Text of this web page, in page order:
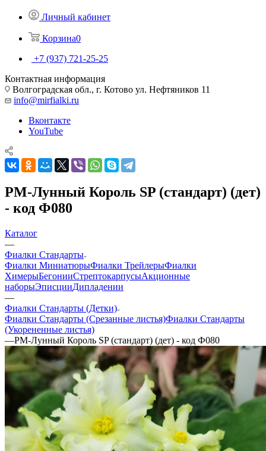
Личный кабинет
Корзина0
+7 (937) 721-25-25
Контактная информация
Волгоградская обл., г. Котово ул. Нефтяников 11
info@mirfialki.ru
Вконтакте
YouTube
РМ-Лунный Король SP (стандарт) (дет)
- код Ф080
Каталог
—
Фиалки Стандарты
Фиалки МиниатюрыФиалки ТрейлерыФиалки
ХимерыБегонииСтрептокарпусыАкционные
наборыЭписцииДипладении
—
Фиалки Стандарты (Детки)
Фиалки Стандарты (Срезанные листья)Фиалки Стандарты
(Укорененные листья)
—РМ-Лунный Король SP (стандарт) (дет) - код Ф080